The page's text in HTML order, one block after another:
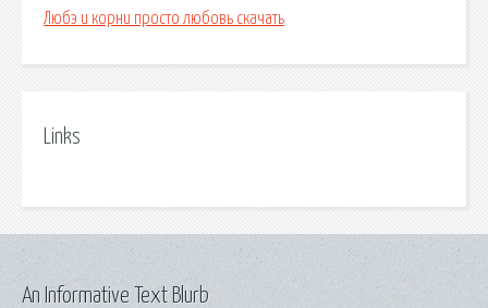
Любэ и корни просто любовь скачать
Links
An Informative Text Blurb